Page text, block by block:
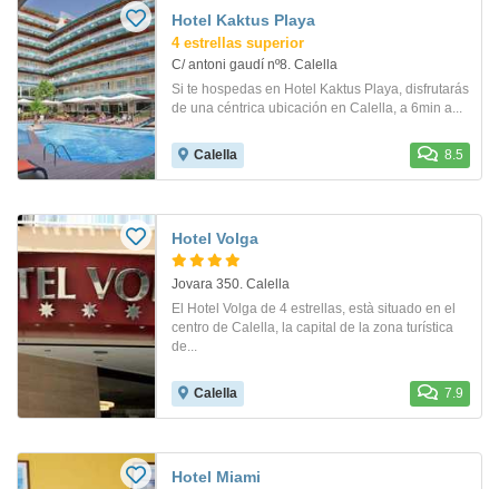
Hotel Kaktus Playa
4 estrellas superior
C/ antoni gaudí nº8. Calella
Si te hospedas en Hotel Kaktus Playa, disfrutarás
de una céntrica ubicación en Calella, a 6min a...
Calella 8.5
Hotel Volga
Jovara 350. Calella
El Hotel Volga de 4 estrellas, està situado en el
centro de Calella, la capital de la zona turística
de...
Calella 7.9
Hotel Miami